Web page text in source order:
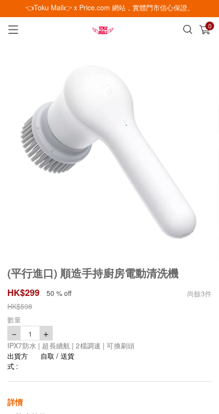
👈Toku Mall👉 x Price.com 網站，實體門市信心保證。
0
已加入購物車 查看
(平行進口) 順造手持廚房電動清洗機
HK$299 50 % off 尚餘3件
HK$598
數量
－ 1 ＋
IPX7防水 | 超長續航 | 2檔調速 | 可換刷頭
出貨方
式 :
自取 / 送貨
詳情